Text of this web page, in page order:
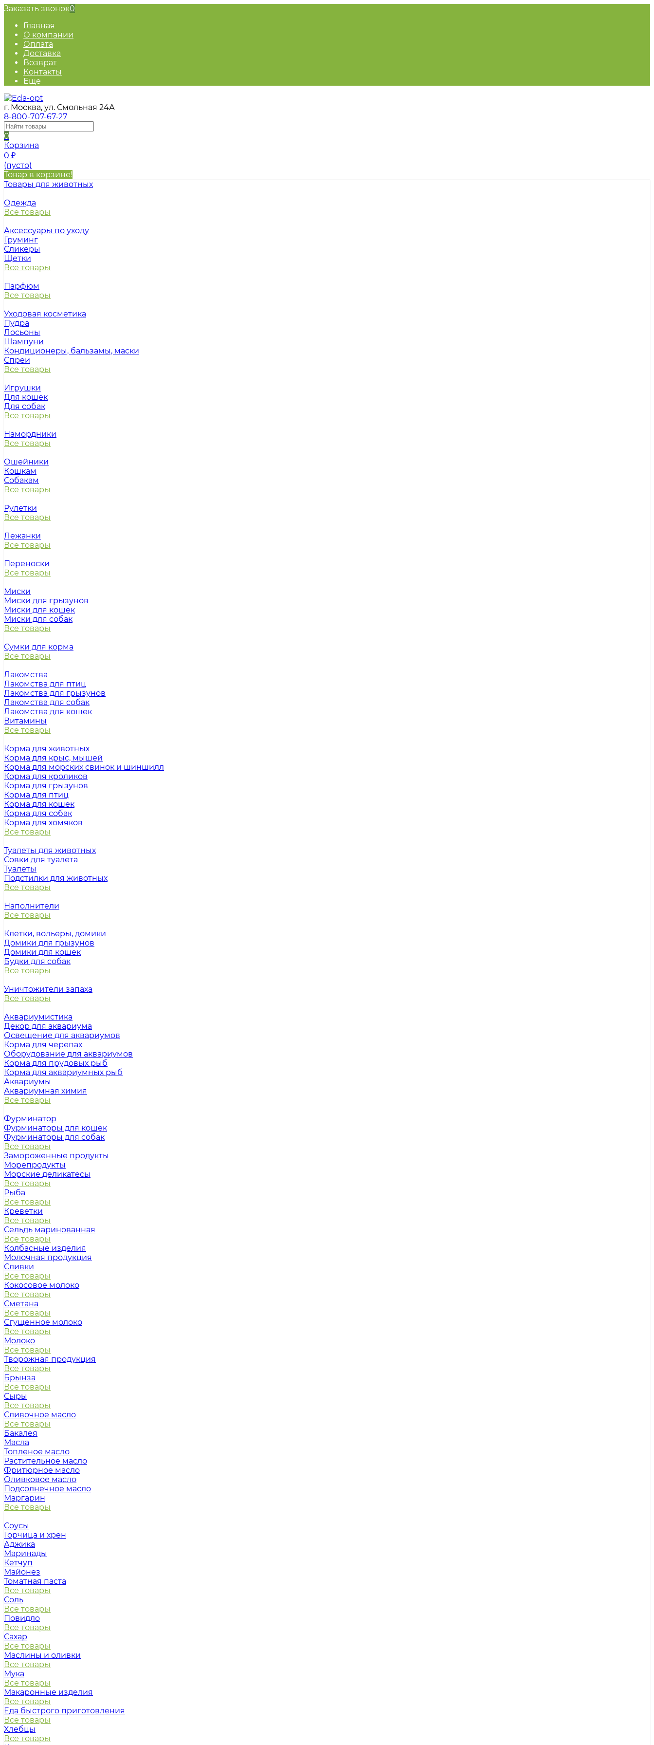
Заказать звонок0
Главная
О компании
Оплата
Доставка
Возврат
Контакты
Еще
г. Москва, ул. Смольная 24А
8-800-707-67-27
0
Корзина
0 ₽
(пусто)
Товар в корзине!
Товары для животных
Одежда
Все товары
Аксессуары по уходу
Груминг
Сликеры
Щетки
Все товары
Парфюм
Все товары
Уходовая косметика
Пудра
Лосьоны
Шампуни
Кондиционеры, бальзамы, маски
Спреи
Все товары
Игрушки
Для кошек
Для собак
Все товары
Намордники
Все товары
Ошейники
Кошкам
Собакам
Все товары
Рулетки
Все товары
Лежанки
Все товары
Переноски
Все товары
Миски
Миски для грызунов
Миски для кошек
Миски для собак
Все товары
Сумки для корма
Все товары
Лакомства
Лакомства для птиц
Лакомства для грызунов
Лакомства для собак
Лакомства для кошек
Витамины
Все товары
Корма для животных
Корма для крыс, мышей
Корма для морских свинок и шиншилл
Корма для кроликов
Корма для грызунов
Корма для птиц
Корма для кошек
Корма для собак
Корма для хомяков
Все товары
Туалеты для животных
Совки для туалета
Туалеты
Подстилки для животных
Все товары
Наполнители
Все товары
Клетки, вольеры, домики
Домики для грызунов
Домики для кошек
Будки для собак
Все товары
Уничтожители запаха
Все товары
Аквариумистика
Декор для аквариума
Освещение для аквариумов
Корма для черепах
Оборудование для аквариумов
Корма для прудовых рыб
Корма для аквариумных рыб
Аквариумы
Аквариумная химия
Все товары
Фурминатор
Фурминаторы для кошек
Фурминаторы для собак
Все товары
Замороженные продукты
Морепродукты
Морские деликатесы
Все товары
Рыба
Все товары
Креветки
Все товары
Сельдь маринованная
Все товары
Колбасные изделия
Молочная продукция
Сливки
Все товары
Кокосовое молоко
Все товары
Сметана
Все товары
Сгущенное молоко
Все товары
Молоко
Все товары
Творожная продукция
Все товары
Брынза
Все товары
Сыры
Все товары
Сливочное масло
Все товары
Бакалея
Масла
Топленое масло
Растительное масло
Фритюрное масло
Оливковое масло
Подсолнечное масло
Маргарин
Все товары
Соусы
Горчица и хрен
Аджика
Маринады
Кетчуп
Майонез
Томатная паста
Все товары
Соль
Все товары
Повидло
Все товары
Сахар
Все товары
Маслины и оливки
Все товары
Мука
Все товары
Макаронные изделия
Все товары
Еда быстрого приготовления
Все товары
Хлебцы
Все товары